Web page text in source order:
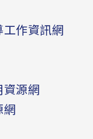
作資訊網
源網
網